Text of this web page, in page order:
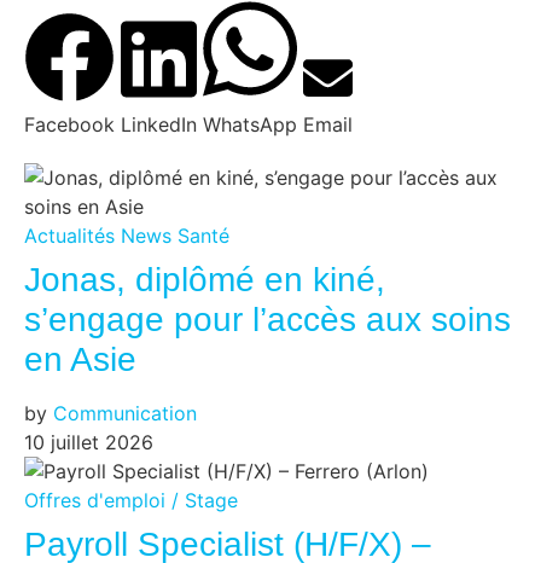
Facebook LinkedIn WhatsApp Email
Actualités News Santé
Jonas, diplômé en kiné,
s’engage pour l’accès aux soins
en Asie
by Communication
10 juillet 2026
Offres d'emploi / Stage
Payroll Specialist (H/F/X) –